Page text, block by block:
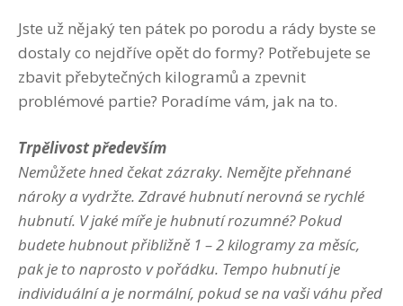
Jste už nějaký ten pátek po porodu a rády byste se
dostaly co nejdříve opět do formy? Potřebujete se
zbavit přebytečných kilogramů a zpevnit
problémové partie? Poradíme vám, jak na to.
Trpělivost především
Nemůžete hned čekat zázraky. Nemějte přehnané
nároky a vydržte. Zdravé hubnutí nerovná se rychlé
hubnutí. V jaké míře je hubnutí rozumné? Pokud
budete hubnout přibližně 1 – 2 kilogramy za měsíc,
pak je to naprosto v pořádku. Tempo hubnutí je
individuální a je normální, pokud se na vaši váhu před